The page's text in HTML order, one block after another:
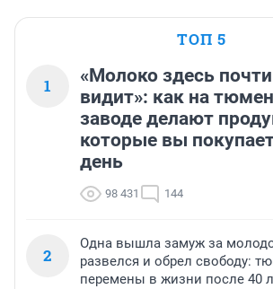
ТОП 5
1
«Молоко здесь
видит»: как на
заводе делают
которые вы
день
98 431 144
2
Одна вышла замуж за
развелся и обрел свободу:
перемены в жизни после 40